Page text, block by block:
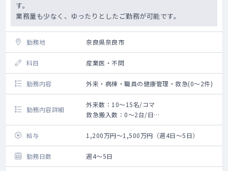
す。
業務量も少なく、ゆったりとしたご勤務が可能です。
勤務地 奈良県奈良市
科目 産業医・不問
勤務内容 外来・病棟・職員の健康管理・救急(0〜2件)
勤務内容詳細
外来数：10～15名/コマ
救急搬入数：0～2台/日
病棟管理：10～20人程度
外来：週1～２コマ程度 コマ/10人以下
救急対応：0~2台程度/日 ※軽傷の患者さん
がメインになります。
職員の健康診断の初見業務
給与 1,200万円～1,500万円（週4日～5日）
勤務日数 週4～5日